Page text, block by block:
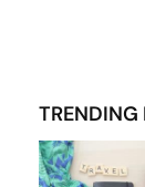
TRENDING